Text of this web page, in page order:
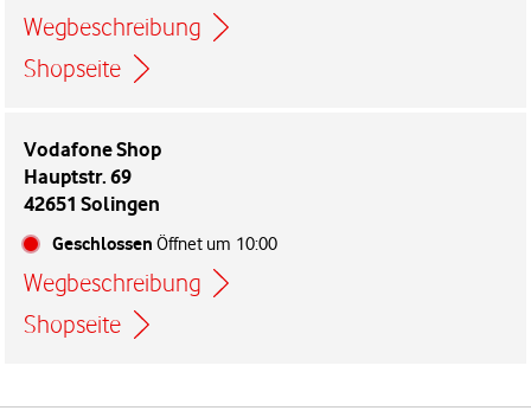
Wegbeschreibung
Link öffnet in einem neuen Tab
Shopseite
Vodafone Shop
Hauptstr. 69
42651 Solingen
Geschlossen Öffnet um 10:00
Wegbeschreibung
Link öffnet in einem neuen Tab
Shopseite